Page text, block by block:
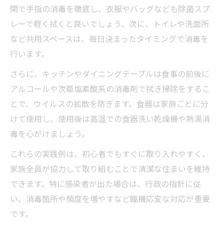
関で手指の消毒を徹底し、衣服やバッグなども除菌スプ
レーで軽く拭くと良いでしょう。次に、トイレや洗面所
など共用スペースは、毎日決まったタイミングで消毒を
行います。
さらに、キッチンやダイニングテーブルは食事の前後に
アルコールや次亜塩素酸系の消毒剤で拭き掃除をするこ
とで、ウイルスの拡散を防ぎます。食器は家族ごとに分
けて使用し、使用後は高温での食器洗い乾燥機や熱湯消
毒を心がけましょう。
これらの実践例は、初心者でもすぐに取り入れやすく、
家族全員が協力して取り組むことで清潔な住まいを維持
できます。特に感染者が出た場合は、行政の指針に従
い、消毒箇所や頻度を増やすなど臨機応変な対応が重要
です。